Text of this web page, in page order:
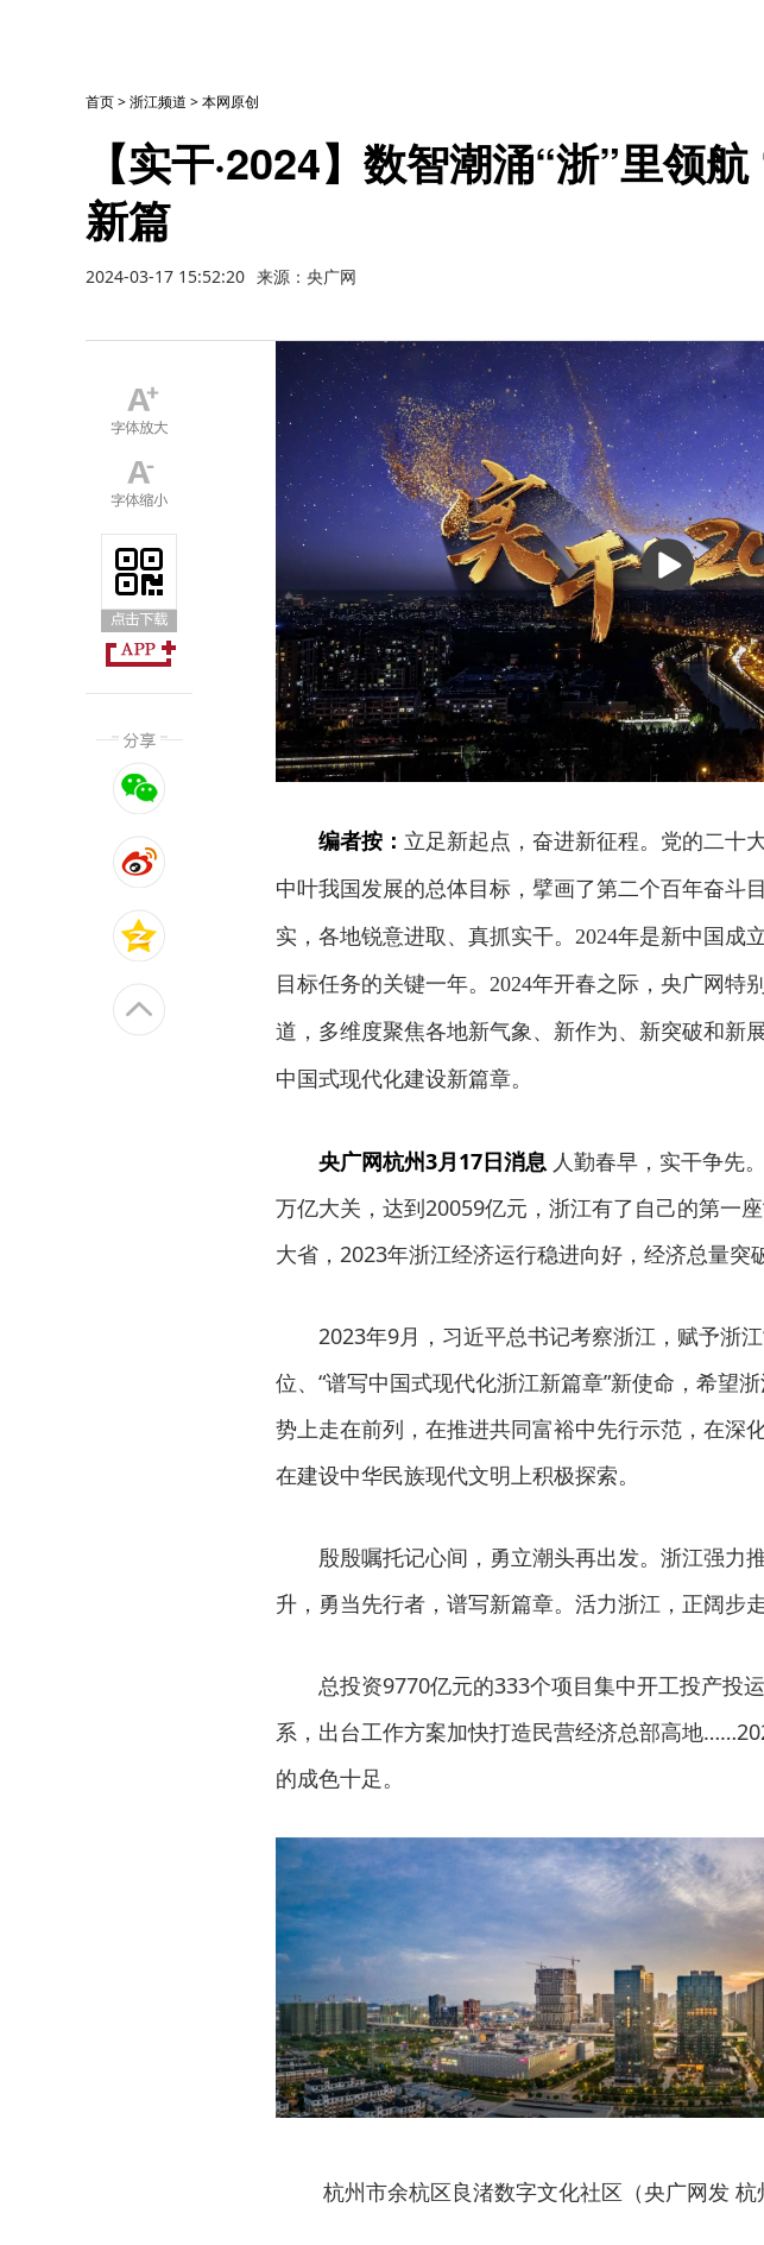
首页>浙江频道 >本网原创
【实干·2024】数智潮涌“浙”里领
新篇
2024-03-17 15:52:20 来源：央广网
播
放
编者按： 立足新起点，奋进新征程。党的二十
中叶我国发展的总体目标，擘画了第二个百年奋斗
实，各地锐意进取、真抓实干。2024年是新中国成
目标任务的关键一年。2024年开春之际，央广网特
道，多维度聚焦各地新气象、新作为、新突破和新
中国式现代化建设新篇章。
央广网杭州3月17日消息 人勤春早，实干争先
万亿大关，达到20059亿元，浙江有了自己的第一
大省，2023年浙江经济运行稳进向好，经济总量突
2023年9月，习近平总书记考察浙江，赋予浙
位、“谱写中国式现代化浙江新篇章”新使命，希望
势上走在前列，在推进共同富裕中先行示范，在深
在建设中华民族现代文明上积极探索。
殷殷嘱托记心间，勇立潮头再出发。浙江强力
升，勇当先行者，谱写新篇章。活力浙江，正阔步
总投资9770亿元的333个项目集中开工投产投
系，出台工作方案加快打造民营经济总部高地
的成色十足。
杭州市余杭区良渚数字文化社区（央广网发 杭